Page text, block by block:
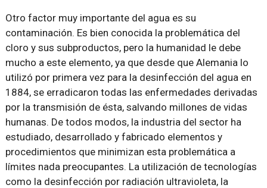
Otro factor muy importante del agua es su
contaminación. Es bien conocida la problemática del
cloro y sus subproductos, pero la humanidad le debe
mucho a este elemento, ya que desde que Alemania lo
utilizó por primera vez para la desinfección del agua en
1884, se erradicaron todas las enfermedades derivadas
por la transmisión de ésta, salvando millones de vidas
humanas. De todos modos, la industria del sector ha
estudiado, desarrollado y fabricado elementos y
procedimientos que minimizan esta problemática a
límites nada preocupantes. La utilización de tecnologías
como la desinfección por radiación ultravioleta, la